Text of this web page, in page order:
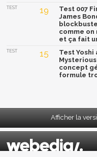
TEST 19
Test 007
James
comme on
et ça fait
TEST 15
Test Yoshi
concept
formule
Afficher la